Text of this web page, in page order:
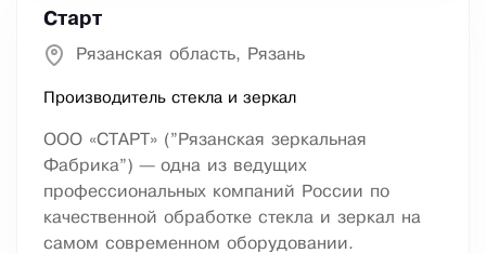
Старт
Рязанская область, Рязань
Производитель стекла и зеркал
ООО «СТАРТ» (”Рязанская зеркальная
Фабрика”) — одна из ведущих
профессиональных компаний России по
качественной обработке стекла и зеркал на
самом современном оборудовании.